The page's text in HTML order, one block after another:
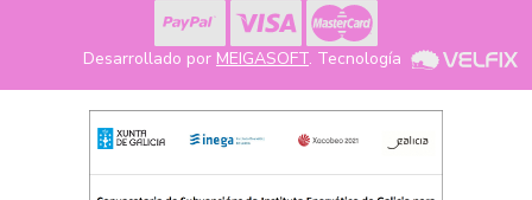
Desarrollado por MEIGASOFT. Tecnología